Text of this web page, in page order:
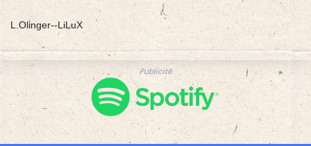
L.Olinger--LiLuX
Publicité